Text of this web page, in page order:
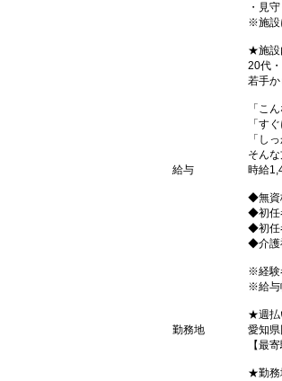
・見守
※施設
★施設
20代
若手
「こ
「す
「し
そん
給与
時給
◆無資
◆初任
◆初任
◆介護
※経験
※給与
★週払
勤務地
愛知
【最
★勤務